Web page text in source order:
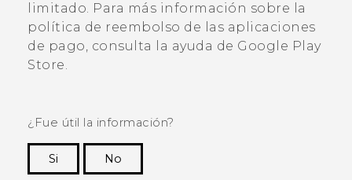
limitado. Para más información sobre la
política de reembolso de las aplicaciones
de pago, consulta la ayuda de Google Play
Store.
¿Fue útil la información?
Si
No